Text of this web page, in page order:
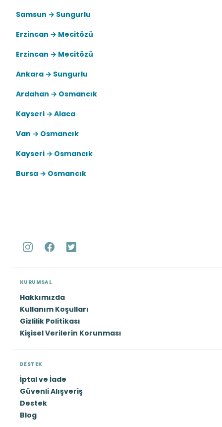
Samsun → Sungurlu
Erzincan → Mecitözü
Erzincan → Mecitözü
Ankara → Sungurlu
Ardahan → Osmancık
Kayseri → Alaca
Van → Osmancık
Kayseri → Osmancık
Bursa → Osmancık
KURUMSAL
Hakkımızda
Kullanım Koşulları
Gizlilik Politikası
Kişisel Verilerin Korunması
DESTEK
İptal ve İade
Güvenli Alışveriş
Destek
Blog